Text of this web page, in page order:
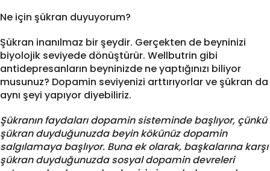
Ne için şükran duyuyorum?
Şükran inanılmaz bir şeydir. Gerçekten de beyninizi
biyolojik seviyede dönüştürür. Wellbutrin gibi
antidepresanların beyninizde ne yaptığınızı biliyor
musunuz? Dopamin seviyenizi arttırıyorlar ve şükran da
aynı şeyi yapıyor diyebiliriz.
Şükranın faydaları dopamin sisteminde başlıyor, çünkü
şükran duyduğunuzda beyin kökünüz dopamin
salgılamaya başlıyor. Buna ek olarak, başkalarına karşı
şükran duyduğunuzda sosyal dopamin devreleri